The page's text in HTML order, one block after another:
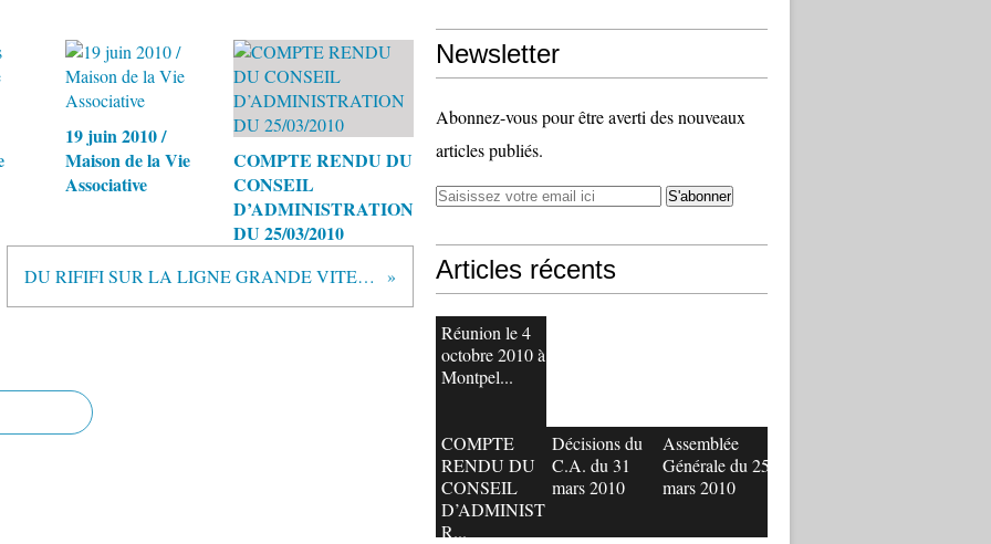
19 juin 2010 /
Maison de la Vie
Associative
COMPTE RENDU DU
CONSEIL
D’ADMINISTRATION
DU 25/03/2010
DU RIFIFI SUR LA LIGNE GRANDE VITESSE DES METROPOLES
Newsletter
Abonnez-vous pour être averti des nouveaux
articles publiés.
Articles récents
Réunion le 4
octobre 2010 à
Montpel...
COMPTE
RENDU DU
CONSEIL
D’ADMINIST
R...
Décisions du
C.A. du 31
mars 2010
Assemblée
Générale du 25
mars 2010